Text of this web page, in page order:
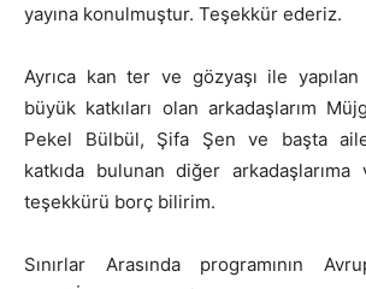
yayına konulmuştur. Teşekkür ederiz.
Ayrıca kan ter ve gözyaşı ile
büyük katkıları olan arkadaşlarım
Pekel Bülbül, Şifa Şen ve başta
katkıda bulunan diğer arkadaşlarıma
teşekkürü borç bilirim.
Sınırlar Arasında programının